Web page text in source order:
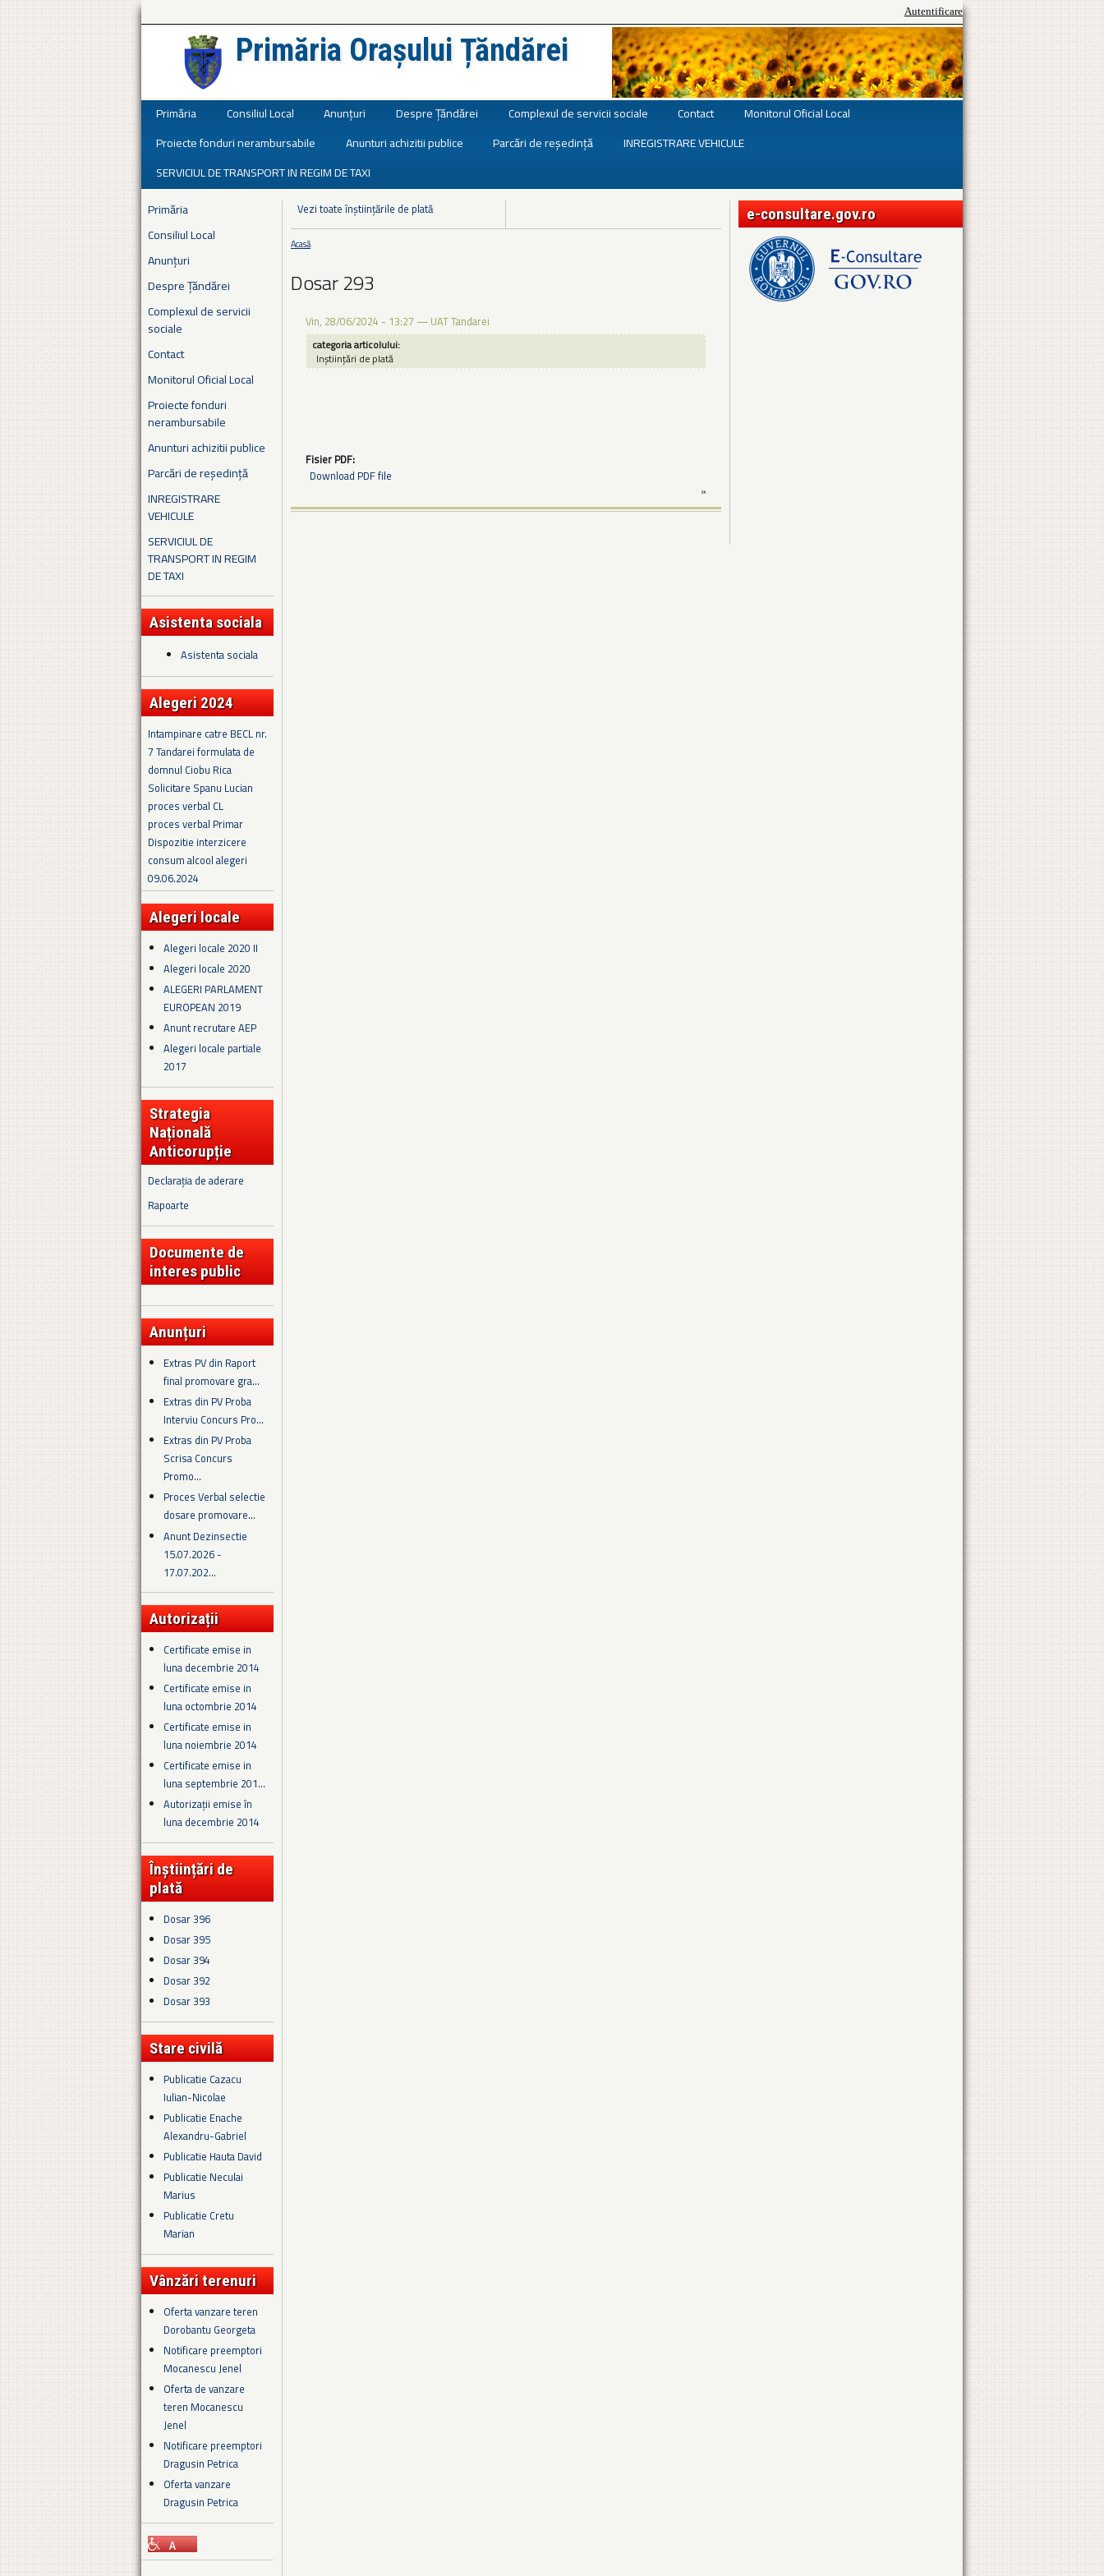
Autentificare
Primăria Orașului Țăndărei
Primăria Consiliul Local Anunțuri Despre Țăndărei Complexul de servicii sociale Contact
Monitorul Oficial Local
Proiecte fonduri nerambursabile
Anunturi achizitii publice Parcări de reședință
INREGISTRARE VEHICULE
SERVICIUL DE TRANSPORT IN REGIM DE TAXI
Primăria
Consiliul Local
Anunțuri
Despre Țăndărei
Complexul de servicii
sociale
Contact
Monitorul Oficial Local
Proiecte fonduri
nerambursabile
Anunturi achizitii publice
Parcări de reședință
INREGISTRARE
VEHICULE
SERVICIUL DE
TRANSPORT IN REGIM
DE TAXI
Asistenta sociala
Asistenta sociala
Alegeri 2024
Intampinare catre BECL nr.
7 Tandarei formulata de
domnul Ciobu Rica
Solicitare Spanu Lucian
proces verbal CL
proces verbal Primar
Dispozitie interzicere
consum alcool alegeri
09.06.2024
Alegeri locale
Alegeri locale 2020 II
Alegeri locale 2020
ALEGERI PARLAMENT
EUROPEAN 2019
Anunt recrutare AEP
Alegeri locale partiale
2017
Strategia
Națională
Anticorupție
Declarația de aderare
Rapoarte
Documente de
interes public
Anunțuri
Extras PV din Raport
final promovare gra...
Extras din PV Proba
Interviu Concurs Pro...
Extras din PV Proba
Scrisa Concurs
Promo...
Proces Verbal selectie
dosare promovare...
Anunt Dezinsectie
15.07.2026 -
17.07.202...
Autorizații
Certificate emise in
luna decembrie 2014
Certificate emise in
luna octombrie 2014
Certificate emise in
luna noiembrie 2014
Certificate emise in
luna septembrie 201...
Autorizații emise în
luna decembrie 2014
Înștiințări de
plată
Dosar 396
Dosar 395
Dosar 394
Dosar 392
Dosar 393
Stare civilă
Publicatie Cazacu
Iulian-Nicolae
Publicatie Enache
Alexandru-Gabriel
Publicatie Hauta David
Publicatie Neculai
Marius
Publicatie Cretu
Marian
Vânzări terenuri
Oferta vanzare teren
Dorobantu Georgeta
Notificare preemptori
Mocanescu Jenel
Oferta de vanzare
teren Mocanescu
Jenel
Notificare preemptori
Dragusin Petrica
Oferta vanzare
Dragusin Petrica
Vezi toate înștiințările de plată
Eşti aici
Acasă
Dosar 293
Vin, 28/06/2024 - 13:27 — UAT Tandarei
categoria articolului:
Inștiințări de plată
Fisier PDF:
Download PDF file
»
e-consultare.gov.ro